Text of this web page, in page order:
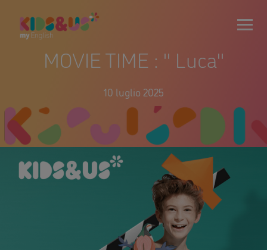
MOVIE TIME : '' Luca''
10 luglio 2025